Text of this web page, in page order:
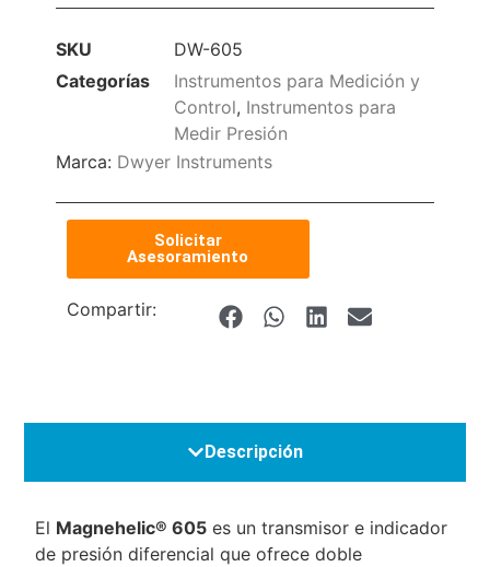
SKU
DW-605
Categorías
Instrumentos para Medición y
Control, Instrumentos para
Medir Presión
Marca: Dwyer Instruments
Solicitar
Asesoramiento
Compartir:
Descripción
El Magnehelic® 605 es un transmisor e indicador
de presión diferencial que ofrece doble